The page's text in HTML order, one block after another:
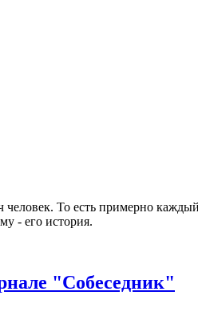
То есть примерно
- его история.
"Собеседник"